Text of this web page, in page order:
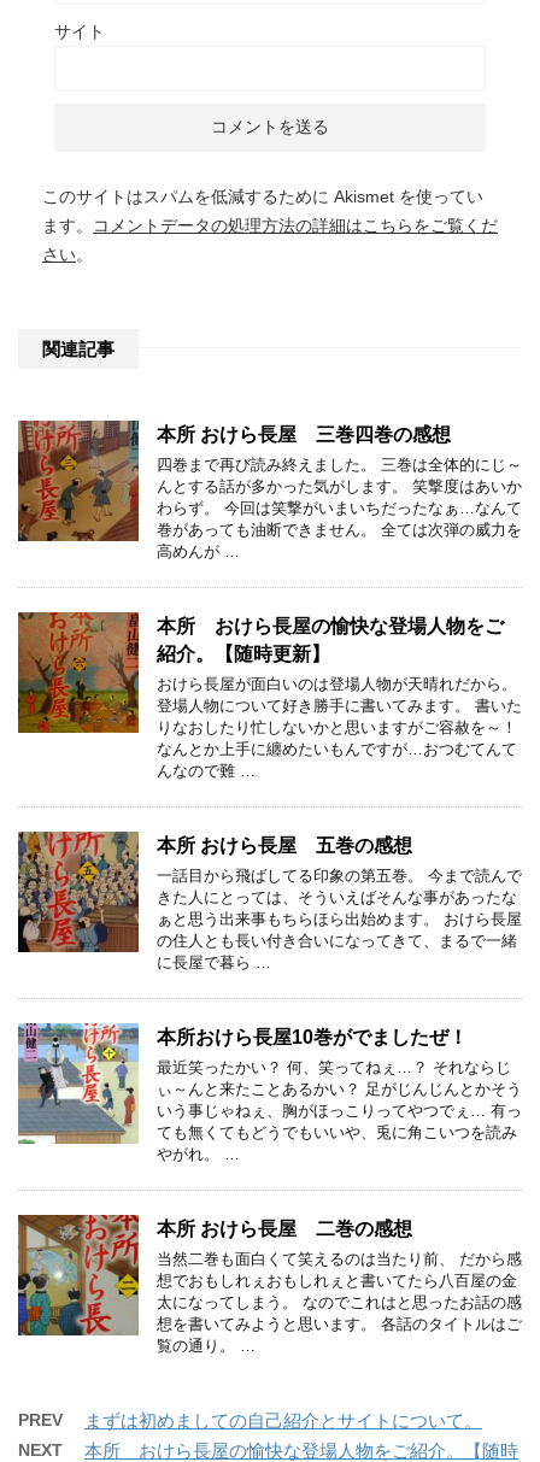
サイト
このサイトはスパムを低減するために Akismet を使ってい
ます。
コメントデータの処理方法の詳細はこちらをご覧くだ
さい。
関連記事
本所 おけら長屋 三巻四巻の感想
四巻まで再び読み終えました。 三巻は全体的にじ～
んとする話が多かった気がします。 笑撃度はあいか
わらず。 今回は笑撃がいまいちだったなぁ…なんて
巻があっても油断できません。 全ては次弾の威力を
高めんが …
本所 おけら長屋の愉快な登場人物をご
紹介。【随時更新】
おけら長屋が面白いのは登場人物が天晴れだから。
登場人物について好き勝手に書いてみます。 書いた
りなおしたり忙しないかと思いますがご容赦を～！
なんとか上手に纏めたいもんですが…おつむてんて
んなので難 …
本所 おけら長屋 五巻の感想
一話目から飛ばしてる印象の第五巻。 今まで読んで
きた人にとっては、そういえばそんな事があったな
ぁと思う出来事もちらほら出始めます。 おけら長屋
の住人とも長い付き合いになってきて、まるで一緒
に長屋で暮ら …
本所おけら長屋10巻がでましたぜ！
最近笑ったかい？ 何、笑ってねぇ…？ それならじ
ぃ～んと来たことあるかい？ 足がじんじんとかそう
いう事じゃねぇ、胸がほっこりってやつでぇ… 有っ
ても無くてもどうでもいいや、兎に角こいつを読み
やがれ。 …
本所 おけら長屋 二巻の感想
当然二巻も面白くて笑えるのは当たり前、 だから感
想でおもしれぇおもしれぇと書いてたら八百屋の金
太になってしまう。 なのでこれはと思ったお話の感
想を書いてみようと思います。 各話のタイトルはご
覧の通り。 …
PREV まずは初めましての自己紹介とサイトについて。
NEXT
本所 おけら長屋の愉快な登場人物をご紹介。【随時